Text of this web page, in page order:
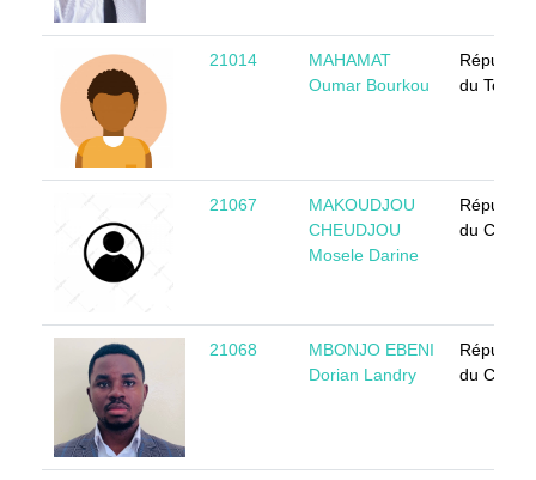
21014
MAHAMAT
Oumar Bourkou
du Tchad
21067
MAKOUDJOU
CHEUDJOU
Mosele Darine
du
21068
MBONJO EBENI
Dorian Landry
du